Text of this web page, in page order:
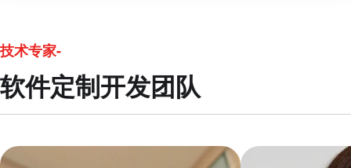
技术专家-
软件定制开发团队